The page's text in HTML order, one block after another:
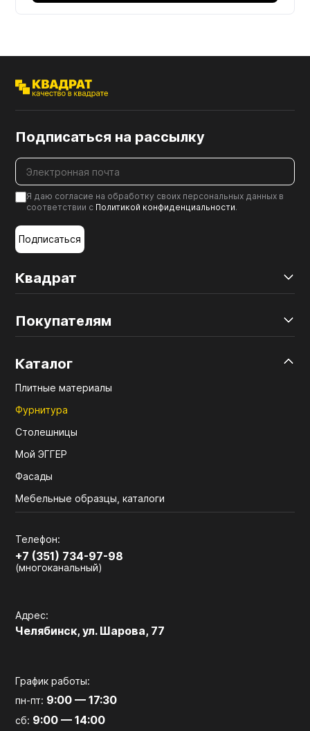
Квадрат
Покупателям
Каталог
Плитные материалы
Фурнитура
Столешницы
Мой ЭГГЕР
Фасады
Мебельные образцы, каталоги
Телефон:
+7 (351) 734-97-98
(многоканальный)
Адрес:
Челябинск, ул. Шарова, 77
График работы:
пн-пт: 9:00 — 17:30
сб: 9:00 — 14:00
Подписаться на рассылку
Я даю согласие на обработку своих персональных данных в
соответствии с Политикой конфиденциальности.
Подписаться